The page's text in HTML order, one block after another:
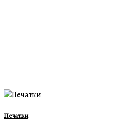
Печатки